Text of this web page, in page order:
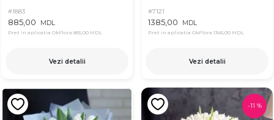
#1883
885,00 MDL
Pret in aplicatia OkFlora 855,00 MDL
Vezi detalii
#7121
1385,00 MDL
Pret in aplicatia OkFlora 1345,00 MDL
Vezi detalii
-11 %